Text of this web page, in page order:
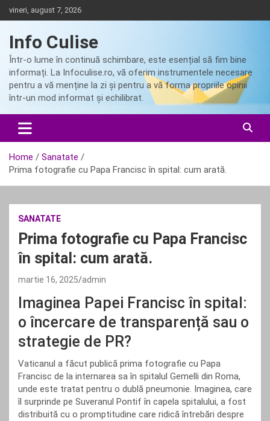
Skip
to
vineri, august 7, 2026
Info Culise
Într-o lume în continuă schimbare, este esențial să fim bine
informați. La Infoculise.ro, vă oferim instrumentele necesare
pentru a vă menține la zi și pentru a vă forma propriile opinii
într-un mod informat și echilibrat.
Home
Sanatate
Prima fotografie cu Papa Francisc în spital: cum arată.
SANATATE
Prima fotografie cu Papa Francisc
în spital: cum arată.
martie 16, 2025 admin
Imaginea Papei Francisc în spital:
o încercare de transparență sau o
strategie de PR?
Vaticanul a făcut publică prima fotografie cu Papa
Francisc de la internarea sa în spitalul Gemelli din Roma,
unde este tratat pentru o dublă pneumonie. Imaginea, care
îl surprinde pe Suveranul Pontif în capela spitalului, a fost
distribuită cu o promptitudine care ridică întrebări despre